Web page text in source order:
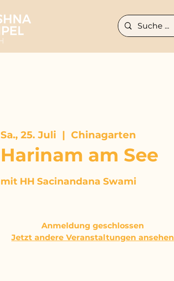
Sa., 25. Juli
  |
Chinagarten
Harinam am See
mit HH Sacinandana Swami
Anmeldung geschlossen
Jetzt andere Veranstaltungen ansehen